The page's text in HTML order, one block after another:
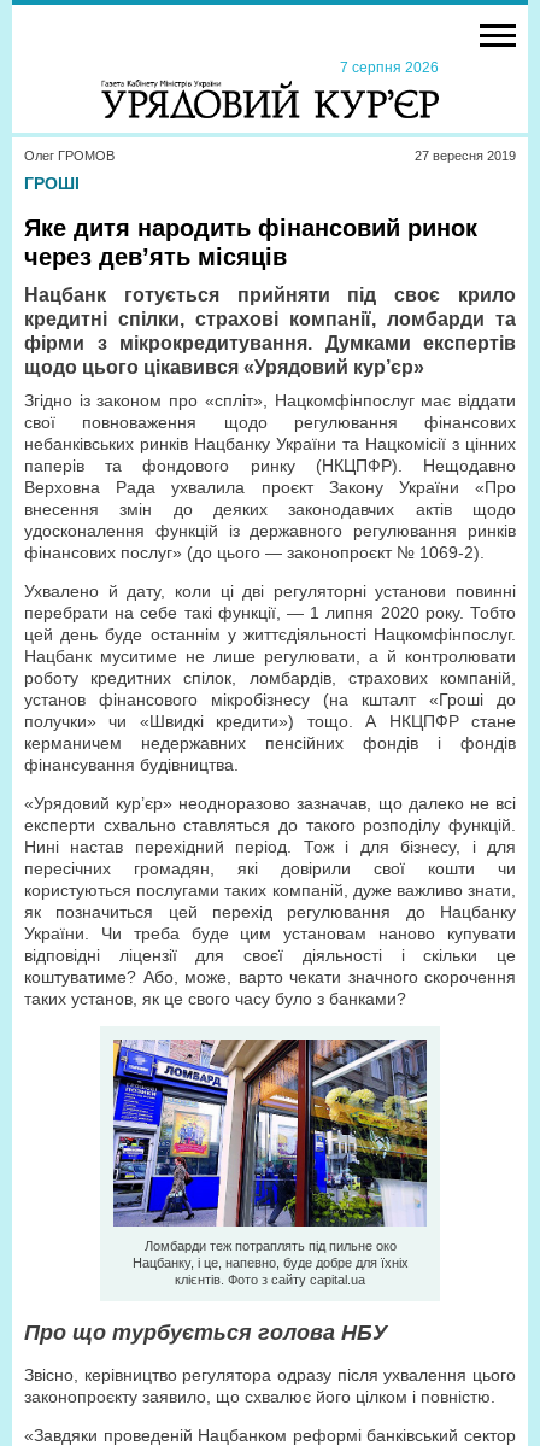
7 серпня 2026
Олег ГРОМОВ 27 вересня 2019
ГРОШІ
Яке дитя народить фінансовий ринок
через дев’ять місяців
Нацбанк готується прийняти під своє крило
кредитні спілки, страхові компанії, ломбарди та
фірми з мікрокредитування. Думками експертів
щодо цього цікавився «Урядовий кур’єр»
Згідно із законом про «спліт», Нацкомфінпослуг має віддати
свої повноваження щодо регулювання фінансових
небанківських ринків Нацбанку України та Нацкомісії з цінних
паперів та фондового ринку (НКЦПФР). Нещодавно
Верховна Рада ухвалила проєкт Закону України «Про
внесення змін до деяких законодавчих актів щодо
удосконалення функцій із державного регулювання ринків
фінансових послуг» (до цього — законопроєкт № 1069-2).
Ухвалено й дату, коли ці дві регуляторні установи повинні
перебрати на себе такі функції, — 1 липня 2020 року. Тобто
цей день буде останнім у життєдіяльності Нацкомфінпослуг.
Нацбанк муситиме не лише регулювати, а й контролювати
роботу кредитних спілок, ломбардів, страхових компаній,
установ фінансового мікробізнесу (на кшталт «Гроші до
получки» чи «Швидкі кредити») тощо. А НКЦПФР стане
керманичем недержавних пенсійних фондів і фондів
фінансування будівництва.
«Урядовий кур’єр» неодноразово зазначав, що далеко не всі
експерти схвально ставляться до такого розподілу функцій.
Нині настав перехідний період. Тож і для бізнесу, і для
пересічних громадян, які довірили свої кошти чи
користуються послугами таких компаній, дуже важливо знати,
як позначиться цей перехід регулювання до Нацбанку
України. Чи треба буде цим установам наново купувати
відповідні ліцензії для своєї діяльності і скільки це
коштуватиме? Або, може, варто чекати значного скорочення
таких установ, як це свого часу було з банками?
Ломбарди теж потраплять під пильне око
Нацбанку, і це, напевно, буде добре для їхніх
клієнтів. Фото з сайту capital.ua
Про що турбується голова НБУ
Звісно, керівництво регулятора одразу після ухвалення цього
законопроєкту заявило, що схвалює його цілком і повністю.
«Завдяки проведеній Нацбанком реформі банківський сектор